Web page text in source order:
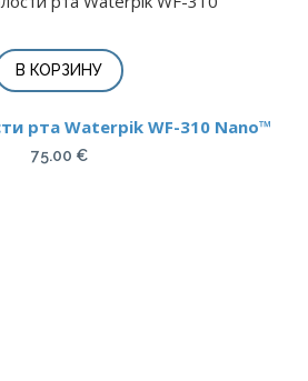
В КОРЗИНУ
рта Waterpik WF-310 Nano™
75.00 €